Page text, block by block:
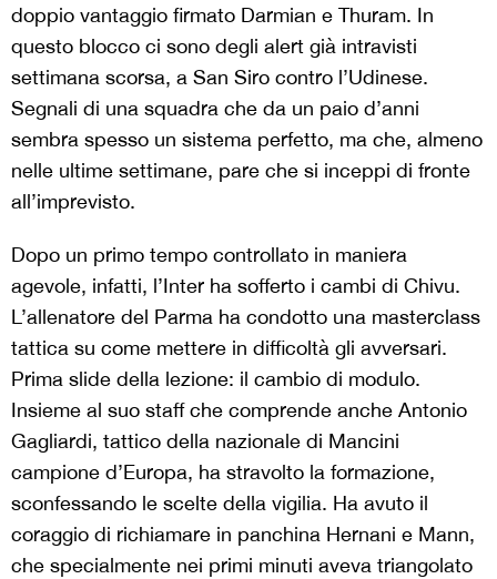
doppio vantaggio firmato Darmian e Thuram. In
questo blocco ci sono degli alert già intravisti
settimana scorsa, a San Siro contro l’Udinese.
Segnali di una squadra che da un paio d’anni
sembra spesso un sistema perfetto, ma che, almeno
nelle ultime settimane, pare che si inceppi di fronte
all’imprevisto.
Dopo un primo tempo controllato in maniera
agevole, infatti, l’Inter ha sofferto i cambi di Chivu.
L’allenatore del Parma ha condotto una masterclass
tattica su come mettere in difficoltà gli avversari.
Prima slide della lezione: il cambio di modulo.
Insieme al suo staff che comprende anche Antonio
Gagliardi, tattico della nazionale di Mancini
campione d’Europa, ha stravolto la formazione,
sconfessando le scelte della vigilia. Ha avuto il
coraggio di richiamare in panchina Hernani e Mann,
che specialmente nei primi minuti aveva triangolato